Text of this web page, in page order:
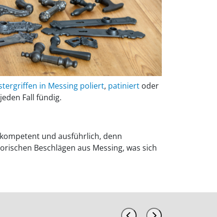
in Messing poliert, patiniert oder
Fall fündig.
und ausführlich, denn
Beschlägen aus Messing, was sich